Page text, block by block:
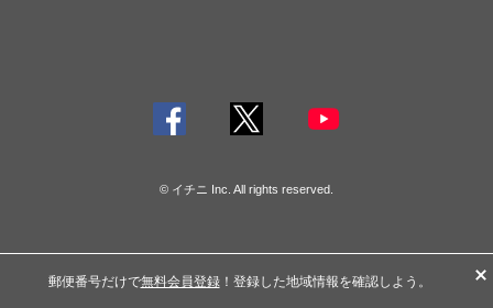
© イチニ Inc. All rights reserved.
郵便番号だけで無料会員登録！登録した地域情報を確認しよう。